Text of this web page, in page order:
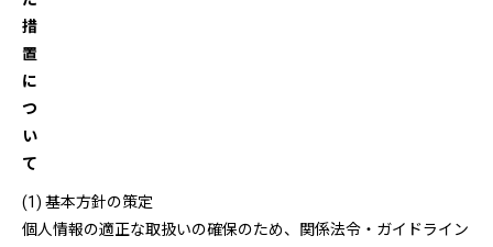
措
置
に
つ
い
て
(1) 基本方針の策定
個人情報の適正な取扱いの確保のため、関係法令・ガイドライン